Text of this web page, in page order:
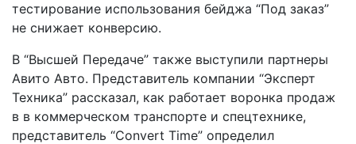
тестирование использования бейджа “Под заказ”
не снижает конверсию.
В “Высшей Передаче” также выступили партнеры
Авито Авто. Представитель компании “Эксперт
Техника” рассказал, как работает воронка продаж
в в коммерческом транспорте и спецтехнике,
представитель “Convert Time” определил